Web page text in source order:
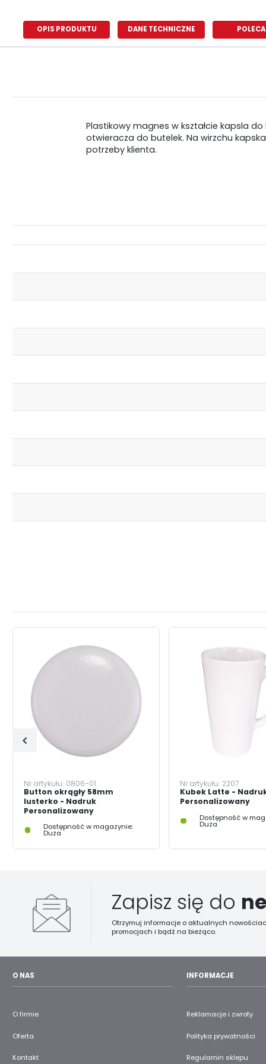
OPIS PRODUKTU DANE TECHNICZNE
Plastikowy magnes w kształcie kapsla
otwieracza do butelek. Na wirzchu
potrzeby klienta.
Nr artykułu: 0806-01
Button okrągły 58mm
lusterko - Nadruk
Personalizowany
Dostępność w magazynie:
Duża
Nr artykułu: 2207
Kubek Latte -
Personalizowany
Dostępność w
Duża
Zapisz się do
Otrzymuj informacje o aktualnych
promocjach i bądź na bieżąco.
O NAS
O firmie
Oferta
Kontakt
INFORMACJE
Reklamacje i zwroty
Polityka prywatności
Regulamin sklepu